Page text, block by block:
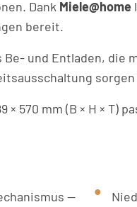
Dank Miele@home
bereit.
und Entladen, die
× 570 mm (B × H ×
—